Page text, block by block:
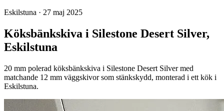
Eskilstuna · 27 maj 2025
Köksbänkskiva i Silestone Desert Silver,
Eskilstuna
20 mm polerad köksbänkskiva i Silestone Desert Silver med
matchande 12 mm väggskivor som stänkskydd, monterad i ett kök i
Eskilstuna.